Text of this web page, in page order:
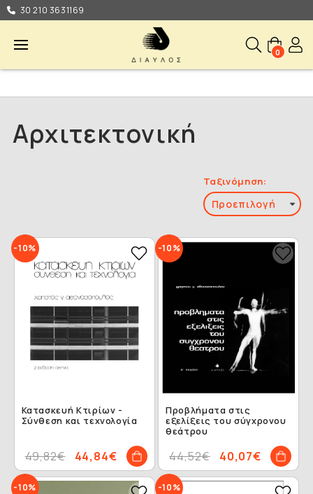
30 210 3631169
0
Αρχιτεκτονική
Ταξινόμηση:
-10%
Κατασκευή Κτιρίων -
Σύνθεση και τεχνολογία
44,84€
49,82€
-10%
Προβλήματα στις
εξελίξεις του σύγχρονου
θεάτρου
40,07€
44,52€
-10% -10%